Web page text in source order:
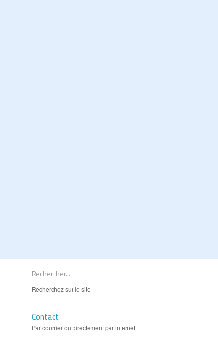
Recherchez sur le site
Contact
Par courrier ou directement par internet